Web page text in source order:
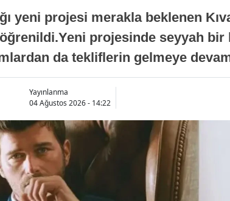
yeni projesi merakla beklenen
öğrenildi.Yeni projesinde seyyah
da tekliflerin gelmeye
Yayınlanma
04 Ağustos 2026 - 14:22